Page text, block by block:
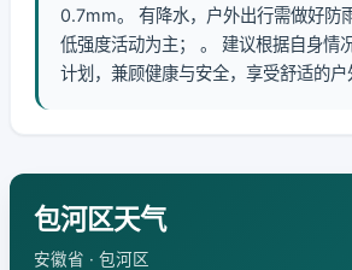
0.7mm。 有降水，户外出行需做好防
低强度活动为主； 。 建议根据自身情
计划，兼顾健康与安全，享受舒适的户
包河区天气
安徽省 · 包河区